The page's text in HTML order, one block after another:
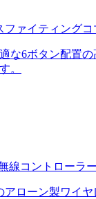
ファイティングコ
な6ボタン配置
。
線コントローラー
アローン製ワイ